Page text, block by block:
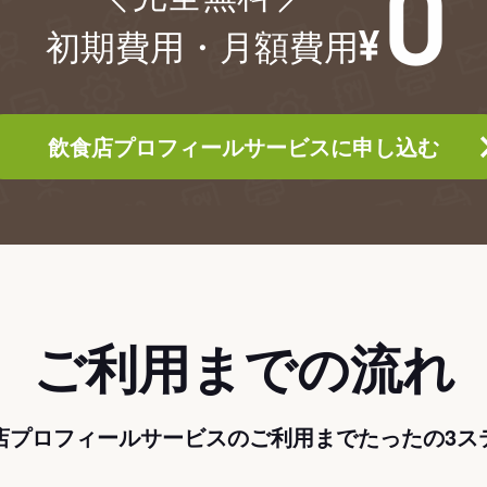
初期費用・月額費用
飲食店プロフィールサービスに申し込む
ご利用までの流れ
プロフィールサービスのご利用までたったの3ス